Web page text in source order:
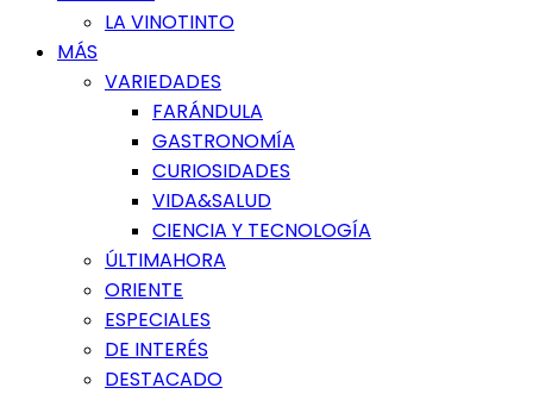
LA VINOTINTO
MÁS
VARIEDADES
FARÁNDULA
GASTRONOMÍA
CURIOSIDADES
VIDA&SALUD
CIENCIA Y TECNOLOGÍA
ÚLTIMAHORA
ORIENTE
ESPECIALES
DE INTERÉS
DESTACADO